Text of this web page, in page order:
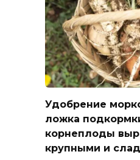
Удобрение
ложка
корнеплоды
крупными и